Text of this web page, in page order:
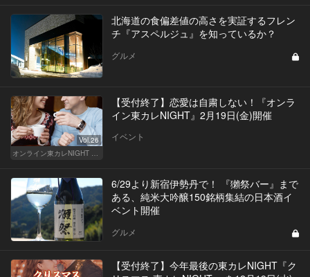
北海道の食偏差値の高さを実証するフレン
チ『アスペルジュ』を知っているか？
グルメ
Vol.26
【受付終了】恋愛は自粛しない！『オンラ
イン東カレNIGHT』2月19日(金)開催
イベント
6/29より新宿伊勢丹で！ 『獺祭バー』まで
ある、純米大吟醸150銘柄集結の日本酒イ
ベント開催
グルメ
【受付終了】今年最後の東カレNIGHT『ク